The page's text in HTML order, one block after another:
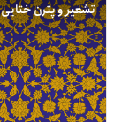
تشعیر و پترن ختایی